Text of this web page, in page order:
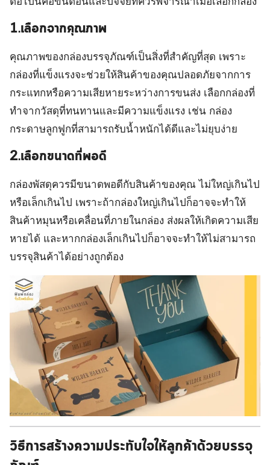
1.เลือกจากคุณภาพ
คุณภาพของกล่องบรรจุภัณฑ์เป็นสิ่งที่สำคัญที่สุด เพราะ
กล่องที่แข็งแรงจะช่วยให้สินค้าของคุณปลอดภัยจากการ
กระแทกหรือความเสียหายระหว่างการขนส่ง เลือกกล่องที่
ทำจากวัสดุที่ทนทานและมีความแข็งแรง เช่น กล่อง
กระดาษลูกฟูกที่สามารถรับน้ำหนักได้ดีและไม่ยุบง่าย
2.เลือกขนาดที่พอดี
กล่องพัสดุควรมีขนาดพอดีกับสินค้าของคุณ ไม่ใหญ่เกินไป
หรือเล็กเกินไป เพราะถ้ากล่องใหญ่เกินไปก็อาจจะทำให้
สินค้าหมุนหรือเคลื่อนที่ภายในกล่อง ส่งผลให้เกิดความเสีย
หายได้ และหากกล่องเล็กเกินไปก็อาจจะทำให้ไม่สามารถ
บรรจุสินค้าได้อย่างถูกต้อง
วิธีการสร้างความประทับใจให้ลูกค้าด้วยบรรจุ